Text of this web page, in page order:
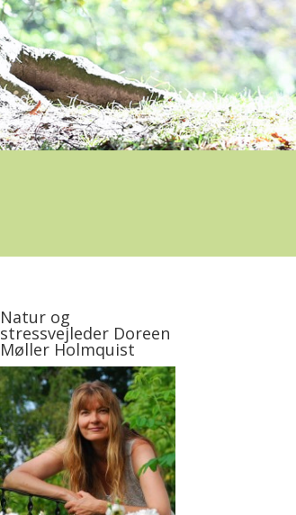
Natur og
stressvejleder Doreen
Møller Holmquist